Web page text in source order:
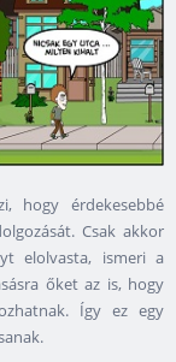
hogy érdekesebbé
Csak akkor
elolvasta, ismeri a
őket az is, hogy
Így ez egy